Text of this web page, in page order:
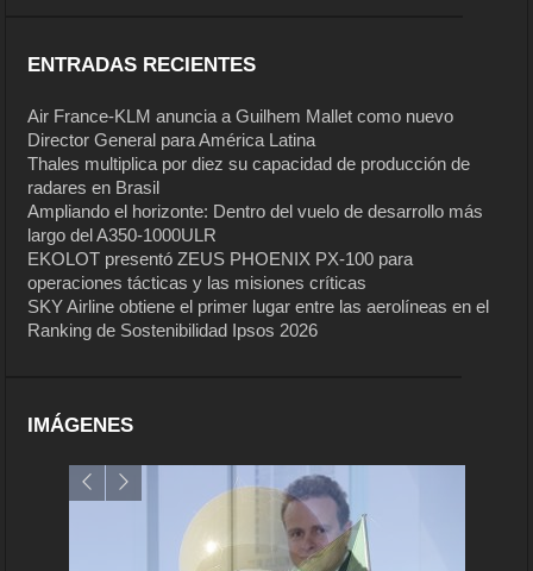
ENTRADAS RECIENTES
Air France-KLM anuncia a Guilhem Mallet como nuevo
Director General para América Latina
Thales multiplica por diez su capacidad de producción de
radares en Brasil
Ampliando el horizonte: Dentro del vuelo de desarrollo más
largo del A350-1000ULR
EKOLOT presentó ZEUS PHOENIX PX-100 para
operaciones tácticas y las misiones críticas
SKY Airline obtiene el primer lugar entre las aerolíneas en el
Ranking de Sostenibilidad Ipsos 2026
IMÁGENES